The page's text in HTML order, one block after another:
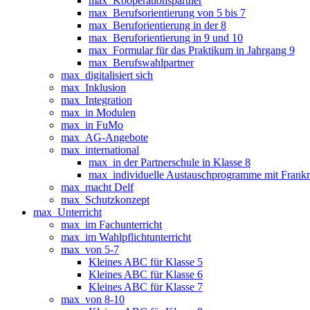
max_Berufsorientierung von 5 bis 7
max_Beruforientierung in der 8
max_Beruforientierung in 9 und 10
max_Formular für das Praktikum in Jahrgang 9
max_Berufswahlpartner
max_digitalisiert sich
max_Inklusion
max_Integration
max_in Modulen
max_in FuMo
max_AG-Angebote
max_international
max_in der Partnerschule in Klasse 8
max_individuelle Austauschprogramme mit
max_macht Delf
max_Schutzkonzept
max_Unterricht
max_im Fachunterricht
max_im Wahlpflichtunterricht
max_von 5-7
Kleines ABC für Klasse 5
Kleines ABC für Klasse 6
Kleines ABC für Klasse 7
max_von 8-10